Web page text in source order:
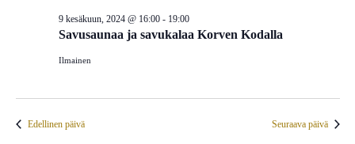
Savusaunaa ja savukalaa Korven Kodalla
9 kesäkuun, 2024 @ 16:00- 19:00
Ilmainen
Edellinen päivä Seuraava päivä